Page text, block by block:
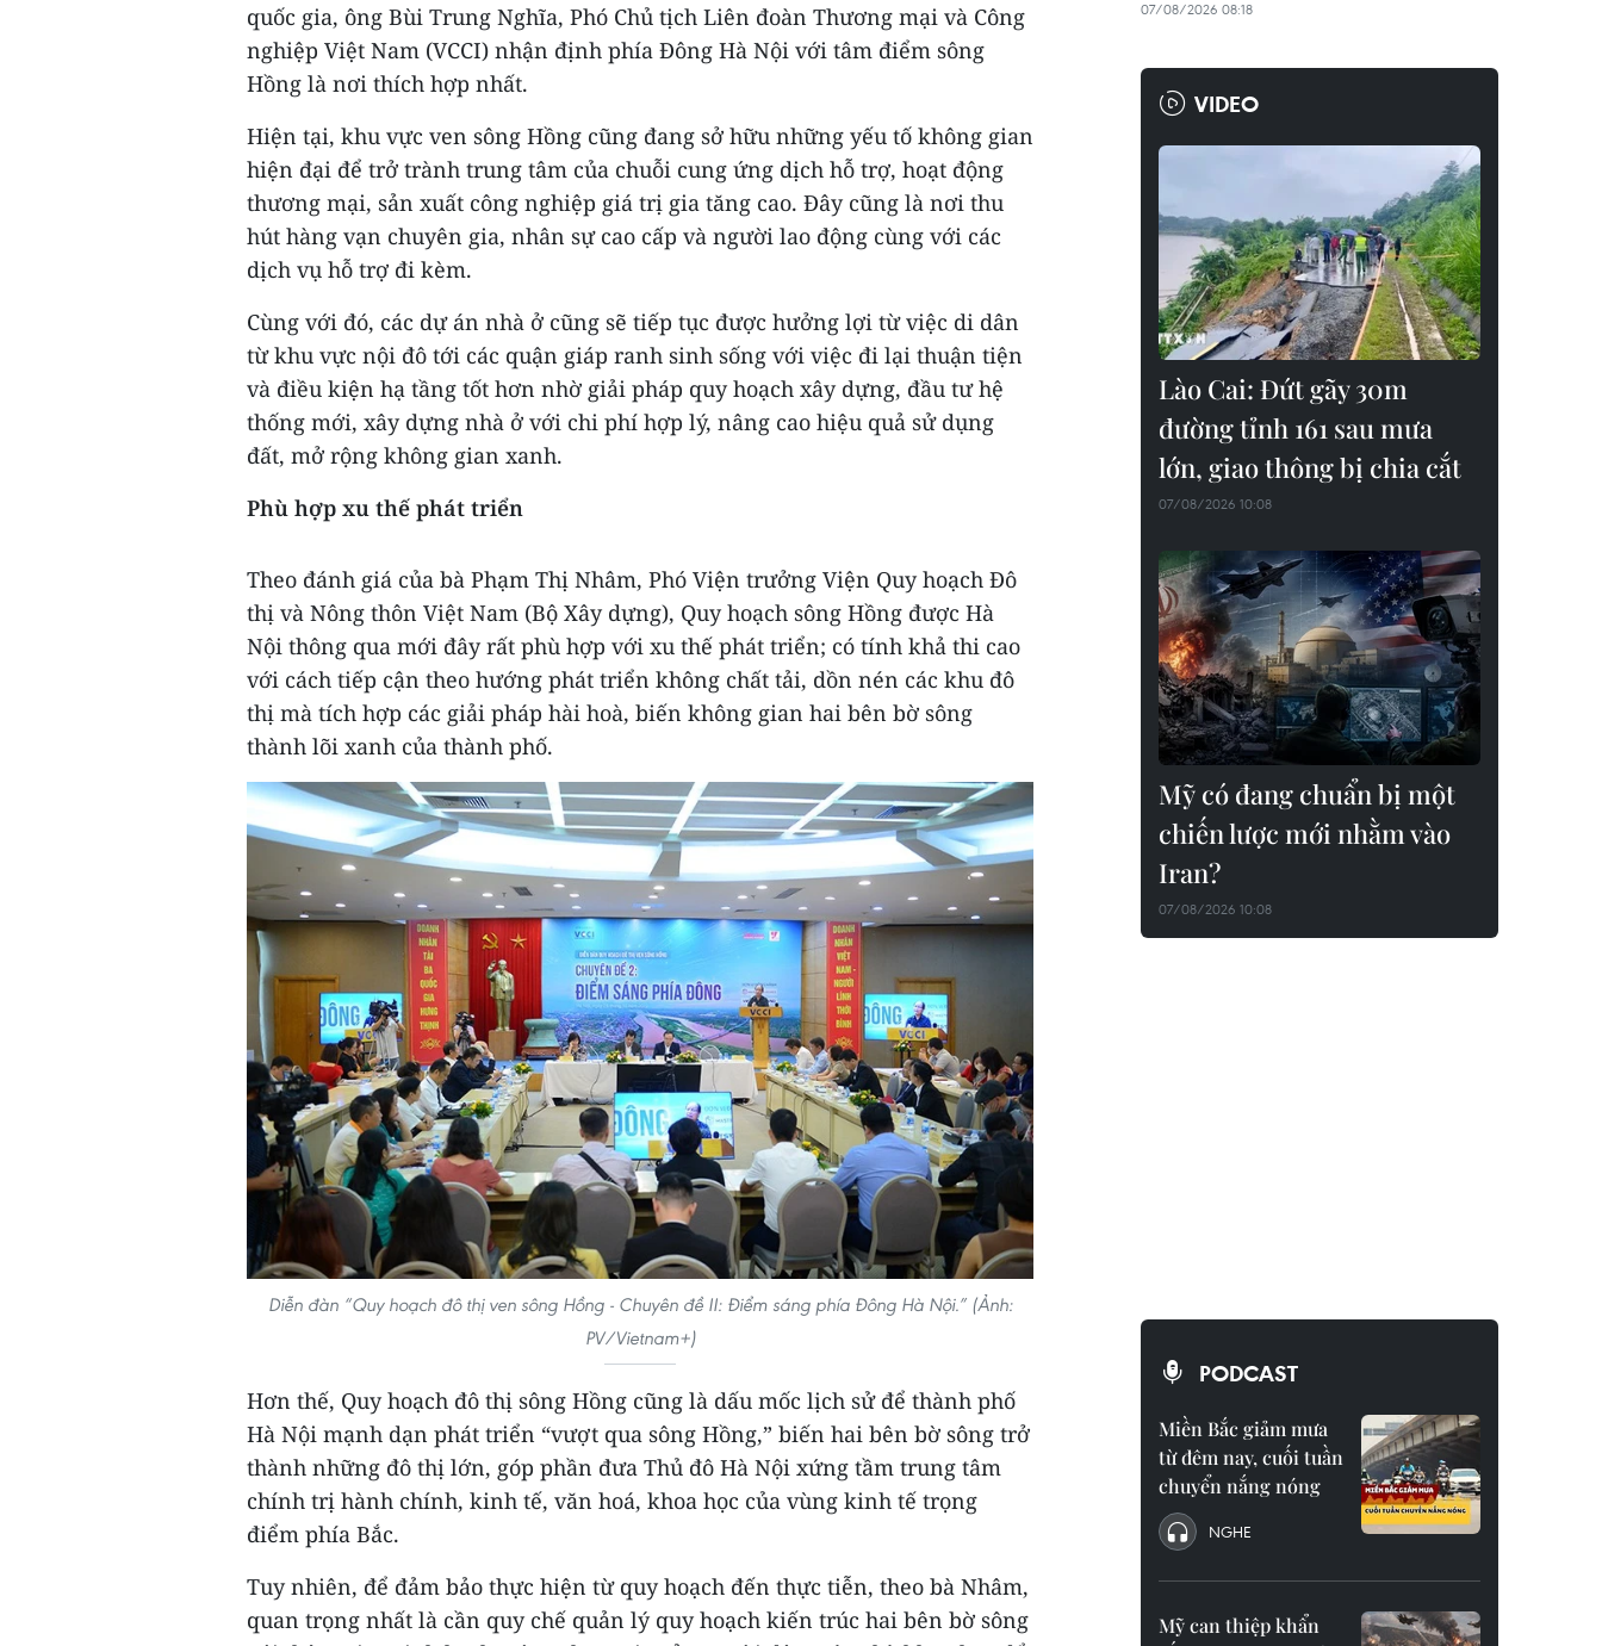
quốc gia, ông Bùi Trung Nghĩa, Phó Chủ tịch Liên đoàn Thương mại và Công
nghiệp Việt Nam (VCCI) nhận định phía Đông Hà Nội với tâm điểm sông
Hồng là nơi thích hợp nhất.
Hiện tại, khu vực ven sông Hồng cũng đang sở hữu những yếu tố không gian
hiện đại để trở trành trung tâm của chuỗi cung ứng dịch hỗ trợ, hoạt động
thương mại, sản xuất công nghiệp giá trị gia tăng cao. Đây cũng là nơi thu
hút hàng vạn chuyên gia, nhân sự cao cấp và người lao động cùng với các
dịch vụ hỗ trợ đi kèm.
Cùng với đó, các dự án nhà ở cũng sẽ tiếp tục được hưởng lợi từ việc di dân
từ khu vực nội đô tới các quận giáp ranh sinh sống với việc đi lại thuận tiện
và điều kiện hạ tầng tốt hơn nhờ giải pháp quy hoạch xây dựng, đầu tư hệ
thống mới, xây dựng nhà ở với chi phí hợp lý, nâng cao hiệu quả sử dụng
đất, mở rộng không gian xanh.
Phù hợp xu thế phát triển
Theo đánh giá của bà Phạm Thị Nhâm, Phó Viện trưởng Viện Quy hoạch Đô
thị và Nông thôn Việt Nam (Bộ Xây dựng), Quy hoạch sông Hồng được Hà
Nội thông qua mới đây rất phù hợp với xu thế phát triển; có tính khả thi cao
với cách tiếp cận theo hướng phát triển không chất tải, dồn nén các khu đô
thị mà tích hợp các giải pháp hài hoà, biến không gian hai bên bờ sông
thành lõi xanh của thành phố.
Diễn đàn “Quy hoạch đô thị ven sông Hồng - Chuyên đề II: Điểm sáng phía Đông Hà Nội.” (Ảnh:
PV/Vietnam+)
Hơn thế, Quy hoạch đô thị sông Hồng cũng là dấu mốc lịch sử để thành phố
Hà Nội mạnh dạn phát triển “vượt qua sông Hồng,” biến hai bên bờ sông trở
thành những đô thị lớn, góp phần đưa Thủ đô Hà Nội xứng tầm trung tâm
chính trị hành chính, kinh tế, văn hoá, khoa học của vùng kinh tế trọng
điểm phía Bắc.
Tuy nhiên, để đảm bảo thực hiện từ quy hoạch đến thực tiễn, theo bà Nhâm,
quan trọng nhất là cần quy chế quản lý quy hoạch kiến trúc hai bên bờ sông
07/08/2026 08:18
VIDEO
Lào Cai: Đứt gãy 30m
đường tỉnh 161 sau mưa
lớn, giao thông bị chia cắt
07/08/2026 10:08
Mỹ có đang chuẩn bị một
chiến lược mới nhằm vào
Iran?
07/08/2026 10:08
PODCAST
Miền Bắc giảm mưa
từ đêm nay, cuối tuần
chuyển nắng nóng
NGHE
Mỹ can thiệp khẩn